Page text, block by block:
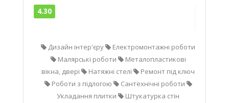
4.30
Дизайн інтер'єру
Електромонтажні роботи
Малярські роботи
Металопластикові
вікна, двері
Натяжні стелі
Ремонт під ключ
Роботи з підлогою
Сантехнічні роботи
Укладання плитки
Штукатурка стін